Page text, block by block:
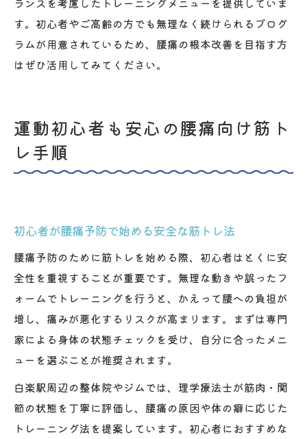
す。初心者やご高齢の方でも無理なく続けられるプログ
ラムが用意されているため、腰痛の根本改善を目指す方
はぜひ活用してみてください。
運動初心者も安心の腰痛向け筋ト
レ手順
初心者が腰痛予防で始める安全な筋トレ法
腰痛予防のために筋トレを始める際、初心者はとくに安
全性を重視することが重要です。無理な動きや誤ったフ
ォームでトレーニングを行うと、かえって腰への負担が
増し、痛みが悪化するリスクが高まります。まずは専門
家による身体の状態チェックを受け、自分に合ったメニ
ューを選ぶことが推奨されます。
白楽駅周辺の整体院やジムでは、理学療法士が筋肉・関
節の状態を丁寧に評価し、腰痛の原因や体の癖に応じた
トレーニング法を提案しています。初心者におすすめな